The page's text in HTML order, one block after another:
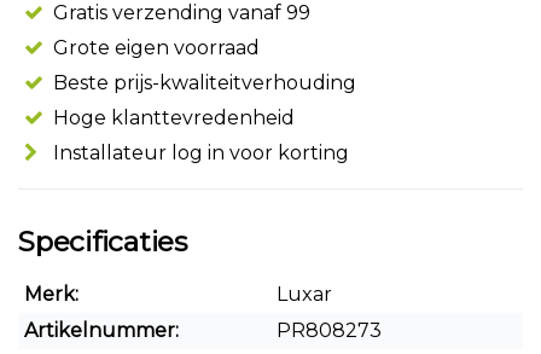
Gratis verzending vanaf 99
Grote eigen voorraad
Beste prijs-kwaliteitverhouding
Hoge klanttevredenheid
Installateur log in voor korting
Specificaties
Merk:
Luxar
Artikelnummer:
PR808273